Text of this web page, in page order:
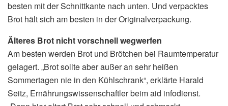
besten mit der Schnittkante nach unten. Und verpacktes
Brot hält sich am besten in der Originalverpackung.
Älteres Brot nicht vorschnell wegwerfen
Am besten werden Brot und Brötchen bei Raumtemperatur
gelagert. „Brot sollte aber außer an sehr heißen
Sommertagen nie in den Kühlschrank“, erklärte Harald
Seitz, Ernährungswissenschaftler beim aid infodienst.